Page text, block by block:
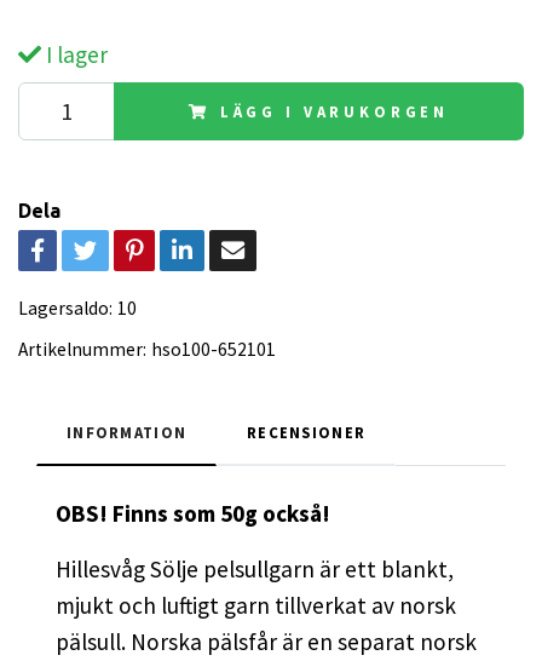
I lager
LÄGG I VARUKORGEN
Dela
Lagersaldo: 10
Artikelnummer: hso100-652101
INFORMATION RECENSIONER
OBS! Finns som 50g också!
Hillesvåg Sölje pelsullgarn är ett blankt,
mjukt och luftigt garn tillverkat av norsk
pälsull. Norska pälsfår är en separat norsk